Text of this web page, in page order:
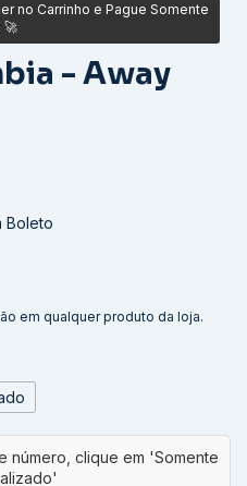
- Away
Boleto
em qualquer produto da loja.